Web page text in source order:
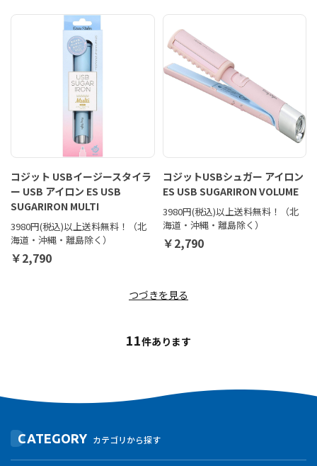
コジット USBイージースタイラ
ー USB アイロン ES USB
SUGARIRON MULTI
3980円(税込)以上送料無料！（北
海道・沖縄・離島除く）
￥2,790
コジットUSBシュガー アイロン
ES USB SUGARIRON VOLUME
3980円(税込)以上送料無料！（北
海道・沖縄・離島除く）
￥2,790
つづきを見る
11件あります
CATEGORY カテゴリから探す